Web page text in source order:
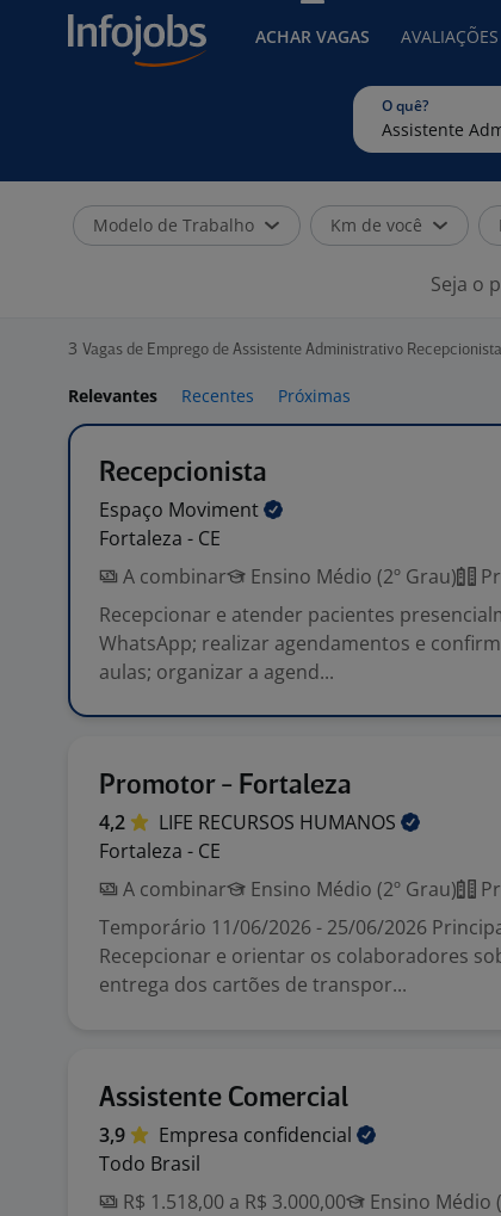
ACHAR VAGAS
O quê?
Modelo de Trabalho Km de você
Seja o
3 Vagas de Emprego de Assistente Administrativo
Relevantes Recentes Próximas
Recepcionista
Espaço Moviment
Fortaleza - CE
A combinar
Ensino Médio (2º Grau)
Recepcionar e atender pacientes
WhatsApp; realizar agendamentos e
aulas; organizar a agend...
Promotor - Fortaleza
4,2 LIFE RECURSOS HUMANOS
Fortaleza - CE
A combinar
Ensino Médio (2º Grau)
Temporário 11/06/2026 - 25/06/2026
Recepcionar e orientar os colaboradores
entrega dos cartões de transpor...
Assistente Comercial
3,9 Empresa confidencial
Todo Brasil
R$ 1.518,00 a R$ 3.000,00
Ensino Médio